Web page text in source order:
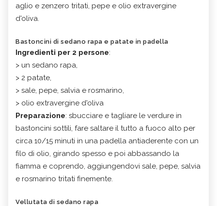
aglio e zenzero tritati, pepe e olio extravergine
d'oliva.
Bastoncini di sedano rapa e patate in padella
Ingredienti per 2 persone:
> un sedano rapa,
> 2 patate,
> sale, pepe, salvia e rosmarino,
> olio extravergine d'oliva
Preparazione: sbucciare e tagliare le verdure in
bastoncini sottili, fare saltare il tutto a fuoco alto per
circa 10/15 minuti in una padella antiaderente con un
filo di olio, girando spesso e poi abbassando la
fiamma e coprendo, aggiungendovi sale, pepe, salvia
e rosmarino tritati finemente.
Vellutata di sedano rapa